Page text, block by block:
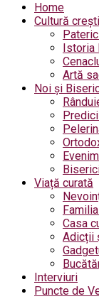
Home
Cultură
Artă
Noi și
Viață curată
Casa
Adicții
Interviuri
Puncte de